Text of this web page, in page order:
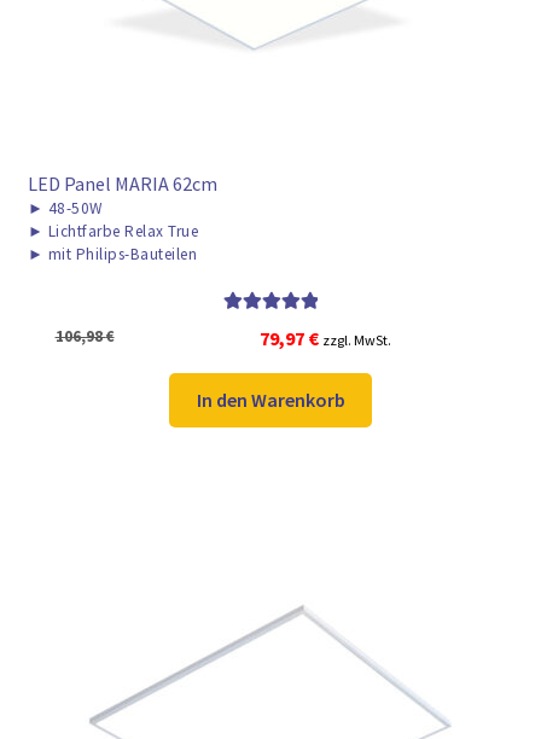
LED Panel MARIA 62cm
► 48-50W
► Lichtfarbe Relax True
► mit Philips-Bauteilen
von 5
106,98€
Ursprünglicher
war:
106,98 €
79,97 €Aktueller
ist:
79,97 €.
zzgl. MwSt.
In den Warenkorb